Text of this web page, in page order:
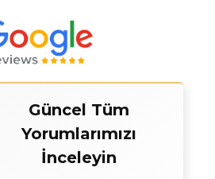
Güncel Tüm
Yorumlarımızı
İnceleyin